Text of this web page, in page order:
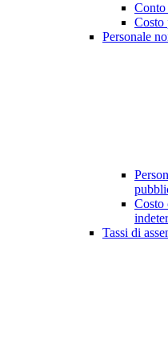
Conto
Costo
Personale
Costo
Tassi di